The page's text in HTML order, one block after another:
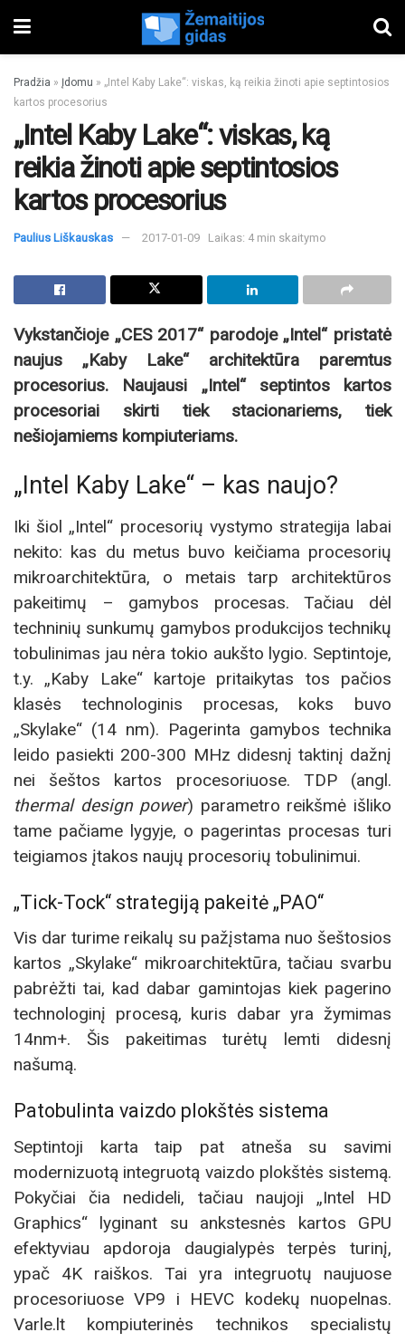
Pradžia » Įdomu » „Intel Kaby Lake“: viskas, ką reikia žinoti apie septintosios
kartos procesorius
„Intel Kaby Lake“: viskas, ką
reikia žinoti apie septintosios
kartos procesorius
Paulius Liškauskas 2017-01-09 Laikas: 4 min skaitymo
Vykstančioje „CES 2017“ parodoje „Intel“ pristatė
naujus „Kaby Lake“ architektūra paremtus
procesorius. Naujausi „Intel“ septintos kartos
procesoriai skirti tiek stacionariems, tiek
nešiojamiems kompiuteriams.
„Intel Kaby Lake“ – kas naujo?
Iki šiol „Intel“ procesorių vystymo strategija labai
nekito: kas du metus buvo keičiama procesorių
mikroarchitektūra, o metais tarp architektūros
pakeitimų – gamybos procesas. Tačiau dėl
techninių sunkumų gamybos produkcijos technikų
tobulinimas jau nėra tokio aukšto lygio. Septintoje,
t.y. „Kaby Lake“ kartoje pritaikytas tos pačios
klasės technologinis procesas, koks buvo
„Skylake“ (14 nm). Pagerinta gamybos technika
leido pasiekti 200-300 MHz didesnį taktinį dažnį
nei šeštos kartos procesoriuose. TDP (angl.
thermal design power) parametro reikšmė išliko
tame pačiame lygyje, o pagerintas procesas turi
teigiamos įtakos naujų procesorių tobulinimui.
„Tick-Tock“ strategiją pakeitė „PAO“
Vis dar turime reikalų su pažįstama nuo šeštosios
kartos „Skylake“ mikroarchitektūra, tačiau svarbu
pabrėžti tai, kad dabar gamintojas kiek pagerino
technologinį procesą, kuris dabar yra žymimas
14nm+. Šis pakeitimas turėtų lemti didesnį
našumą.
Patobulinta vaizdo plokštės sistema
Septintoji karta taip pat atneša su savimi
modernizuotą integruotą vaizdo plokštės sistemą.
Pokyčiai čia nedideli, tačiau naujoji „Intel HD
Graphics“ lyginant su ankstesnės kartos GPU
efektyviau apdoroja daugialypės terpės turinį,
ypač 4K raiškos. Tai yra integruotų naujuose
procesoriuose VP9 i HEVC kodekų nuopelnas.
Varle.lt kompiuterinės technikos specialistų